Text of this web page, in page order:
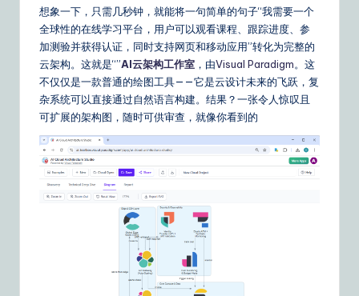
m
fi
d
C
想象一下，只需几秒钟，就能将一句简单的句子“我需要一个
全球性的在线学习平台，用户可以观看课程、跟踪进度、参
加测验并获得认证，同时支持网页和移动应用”转化为完整的
云架构。这就是“”AI云架构工作室 ，由Visual Paradigm。这
不仅仅是一款普通的绘图工具——它是云设计未来的飞跃，复
杂系统可以直接通过自然语言构建。结果？一张令人惊叹且
可扩展的架构图，随时可供审查，就像你看到的